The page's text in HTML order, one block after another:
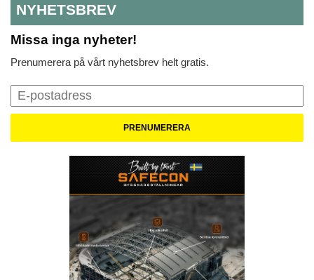
NYHETSBREV
Missa inga nyheter!
Prenumerera på vårt nyhetsbrev helt gratis.